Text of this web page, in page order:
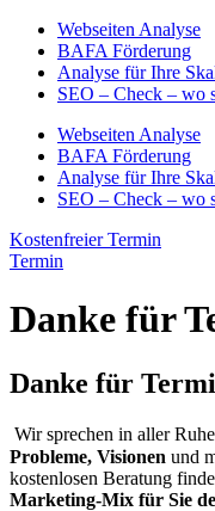
Webseiten Analyse
BAFA Förderung
Analyse für Ihre
SEO – Check – wo
Webseiten Analyse
BAFA Förderung
Analyse für Ihre
SEO – Check – wo
Kostenfreier Termin
Termin
Danke für
Danke für
Wir sprechen in aller
Probleme, Visionen und
kostenlosen Beratung
Marketing-Mix für Sie